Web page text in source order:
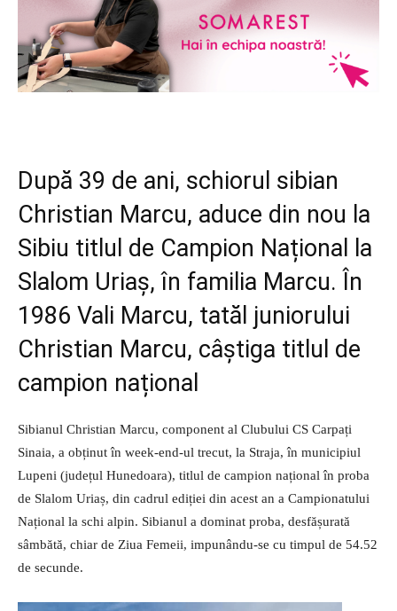
După 39 de ani, schiorul sibian
Christian Marcu, aduce din nou la
Sibiu titlul de Campion Național la
Slalom Uriaș, în familia Marcu. În
1986 Vali Marcu, tatăl juniorului
Christian Marcu, câștiga titlul de
campion național
Sibianul Christian Marcu, component al Clubului CS Carpați
Sinaia, a obținut în week-end-ul trecut, la Straja, în municipiul
Lupeni (județul Hunedoara), titlul de campion național în proba
de Slalom Uriaș, din cadrul ediției din acest an a Campionatului
Național la schi alpin. Sibianul a dominat proba, desfășurată
sâmbătă, chiar de Ziua Femeii, impunându-se cu timpul de 54.52
de secunde.